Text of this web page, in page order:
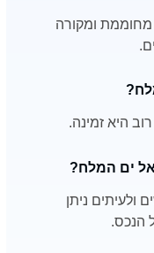
ומקורה
היא זמינה.
ים המלח?
אל ים המלח עד 30 אנשים ולעיתים ניתן
הנכס.